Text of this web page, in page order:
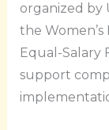
organized by
the
Equal-Salary
support